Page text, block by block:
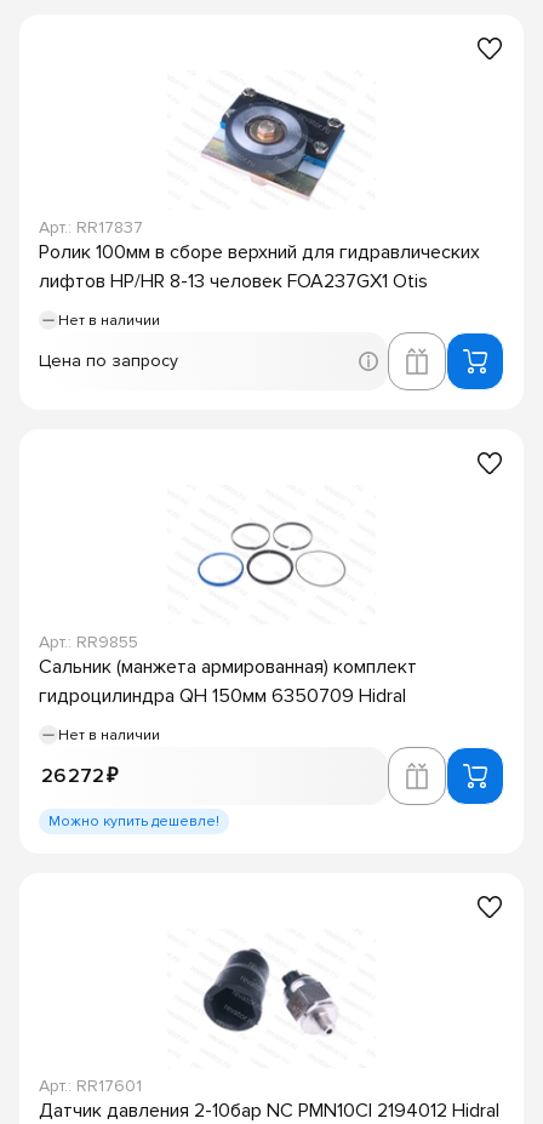
Арт.: RR17837
Ролик 100мм в сборе верхний для гидравлических
лифтов HP/HR 8-13 человек FOA237GX1 Otis
Нет в наличии
Цена по запросу
Арт.: RR9855
Сальник (манжета армированная) комплект
гидроцилиндра QH 150мм 6350709 Hidral
Нет в наличии
26 272 ₽
Можно купить дешевле!
Арт.: RR17601
Датчик давления 2-10бар NC PMN10CI 2194012 Hidral